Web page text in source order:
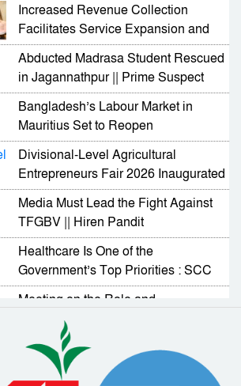
Increased Revenue Collection
Facilitates Service Expansion and
Development
Abducted Madrasa Student Rescued
in Jagannathpur || Prime Suspect
Arrested
Bangladesh’s Labour Market in
Mauritius Set to Reopen
Divisional-Level Agricultural
Entrepreneurs Fair 2026 Inaugurated
in Sylhet
Media Must Lead the Fight Against
TFGBV || Hiren Pandit
Healthcare Is One of the
Government’s Top Priorities : SCC
Administrator
Meeting on the Role and
Responsibilities of NGOs in
Activating Village Courts
RAB Arrests Murder Case Accused
from Companiganj